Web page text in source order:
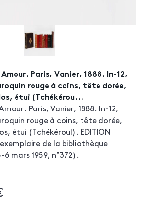
Amour. Paris, Vanier, 1888. In-12,
rouge à coins, tête dorée,
étui (Tchékérou...
Paris, Vanier, 1888. In-12,
rouge à coins, tête dorée,
étui (Tchékéroul). EDITION
exemplaire de la bibliothèque
mars 1959, n°372).